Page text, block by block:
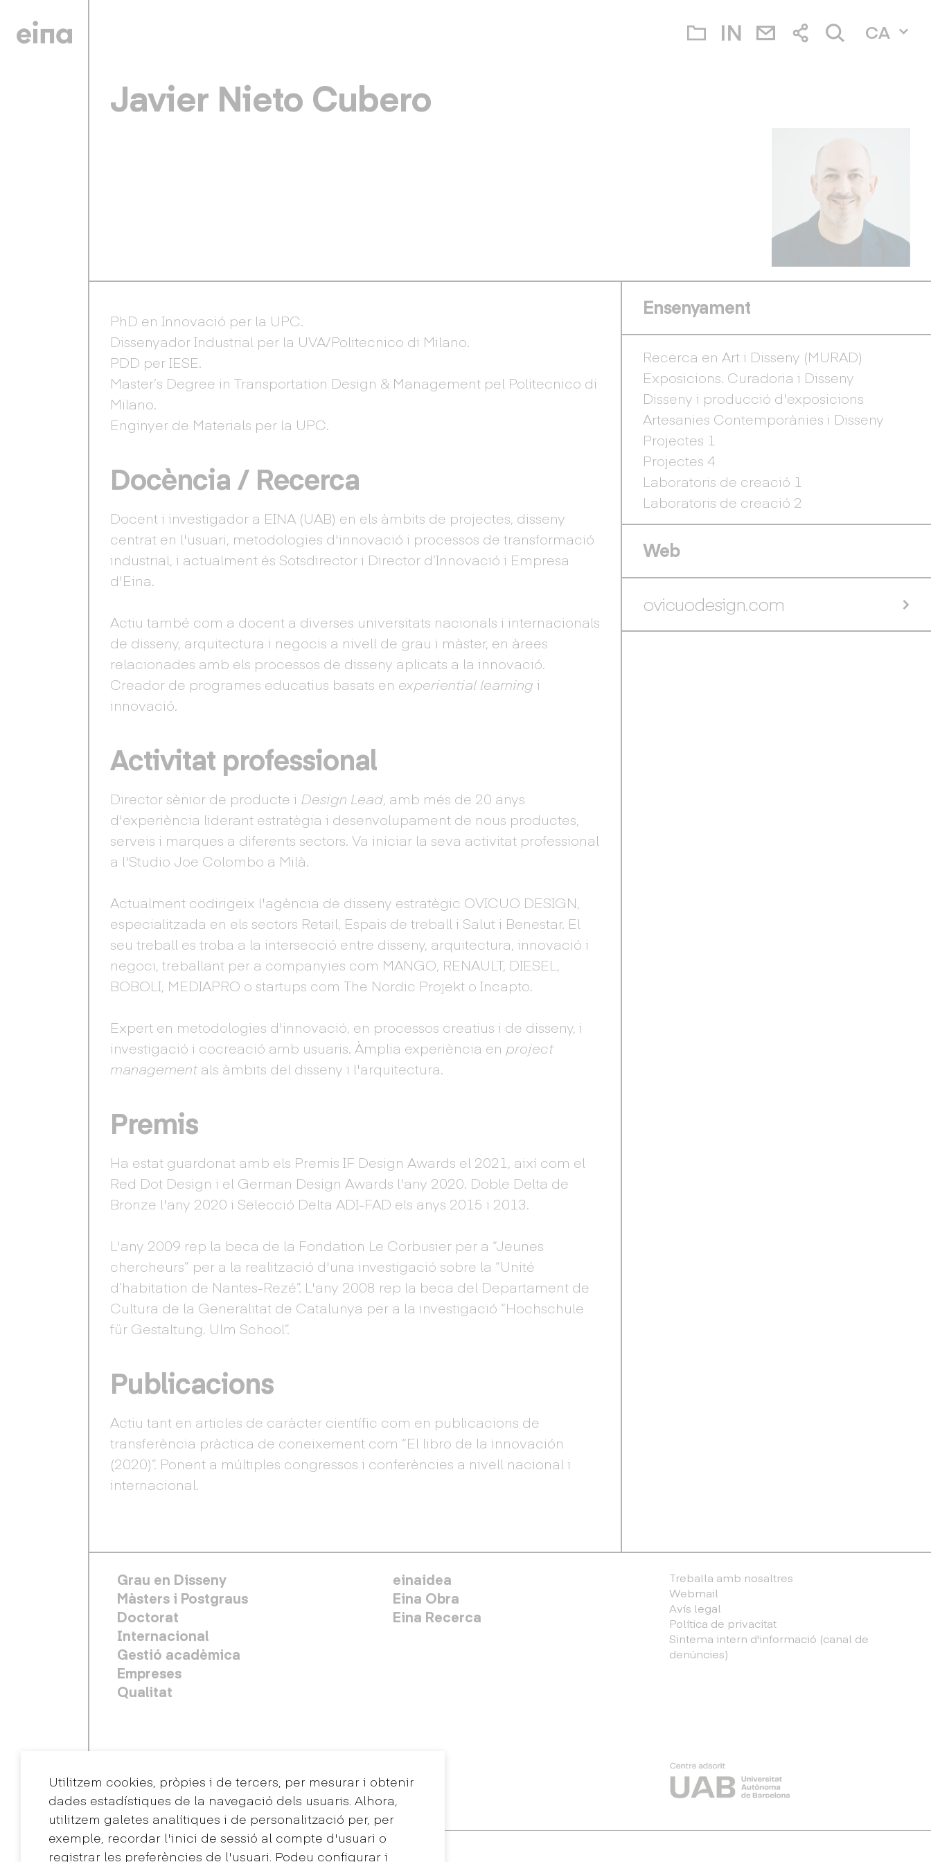
CA
Javier Nieto Cubero
PhD en Innovació per la UPC.
Dissenyador Industrial per la UVA/Politecnico di Milano.
PDD per IESE.
Master’s Degree in Transportation Design & Management pel Politecnico di
Milano.
Enginyer de Materials per la UPC.
Docència / Recerca
Docent i investigador a EINA (UAB) en els àmbits de projectes, disseny
centrat en l'usuari, metodologies d'innovació i processos de transformació
industrial, i actualment és Sotsdirector i Director d’Innovació i Empresa
d'Eina.
Actiu també com a docent a diverses universitats nacionals i internacionals
de disseny, arquitectura i negocis a nivell de grau i màster, en àrees
relacionades amb els processos de disseny aplicats a la innovació.
Creador de programes educatius basats en experiential learning i
innovació.
Activitat professional
Director sènior de producte i Design Lead, amb més de 20 anys
d'experiència liderant estratègia i desenvolupament de nous productes,
serveis i marques a diferents sectors. Va iniciar la seva activitat professional
a l'Studio Joe Colombo a Milà.
Actualment codirigeix ​​l'agència de disseny estratègic OVICUO DESIGN,
especialitzada en els sectors Retail, Espais de treball i Salut i Benestar. El
seu treball es troba a la intersecció entre disseny, arquitectura, innovació i
negoci, treballant per a companyies com MANGO, RENAULT, DIESEL,
BOBOLI, MEDIAPRO o startups com The Nordic Projekt o Incapto.
Expert en metodologies d'innovació, en processos creatius i de disseny, i
investigació i cocreació amb usuaris. Àmplia experiència en project
management als àmbits del disseny i l'arquitectura.
Premis
Ha estat guardonat amb els Premis IF Design Awards el 2021, així com el
Red Dot Design i el German Design Awards l'any 2020. Doble Delta de
Bronze l'any 2020 i Selecció Delta ADI-FAD els anys 2015 i 2013.
L'any 2009 rep la beca de la Fondation Le Corbusier per a “Jeunes
chercheurs” per a la realització d'una investigació sobre la “Unité
d’habitation de Nantes-Rezé”. L'any 2008 rep la beca del Departament de
Cultura de la Generalitat de Catalunya per a la investigació “Hochschule
für Gestaltung. Ulm School”.
Publicacions
Actiu tant en articles de caràcter científic com en publicacions de
transferència pràctica de coneixement com “El libro de la innovación
(2020)”. Ponent a múltiples congressos i conferències a nivell nacional i
internacional.
Ensenyament
Recerca en Art i Disseny (MURAD)
Exposicions. Curadoria i Disseny
Disseny i producció d'exposicions
Artesanies Contemporànies i Disseny
Projectes 1
Projectes 4
Laboratoris de creació 1
Laboratoris de creació 2
Web
ovicuodesign.com
Utilitzem cookies, pròpies i de tercers, per mesurar i obtenir
dades estadístiques de la navegació dels usuaris. Alhora,
utilitzem galetes analítiques i de personalització per, per
exemple, recordar l'inici de sessió al compte d'usuari o
registrar les preferències de l'usuari. Podeu configurar i
FOOTER PRINCIPAL
Grau en Disseny
Màsters i Postgraus
Doctorat
Internacional
Gestió acadèmica
Empreses
Qualitat
MENÚ SECUNDARIO
einaidea
Eina Obra
Eina Recerca
Treballa amb nosaltres
Webmail
Avís legal
Política de privacitat
Sintema intern d'informació (canal de
denúncies)